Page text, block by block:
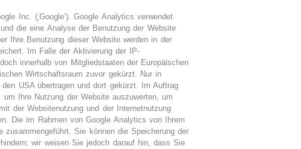
Inc. (‚Google‘). Google Analytics verwendet
die eine Analyse der Benutzung der Website
Ihre Benutzung dieser Website werden in der
Im Falle der Aktivierung der IP-
innerhalb von Mitgliedstaaten der Europäischen
Wirtschaftsraum zuvor gekürzt. Nur in
USA übertragen und dort gekürzt. Im Auftrag
Ihre Nutzung der Website auszuwerten, um
der Websitenutzung und der Internetnutzung
Die im Rahmen von Google Analytics von Ihrem
Sie können die Speicherung der
wir weisen Sie jedoch darauf hin, dass Sie